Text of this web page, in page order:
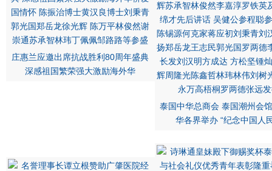
庄惠兰应邀出席抗战胜利80周年盛典
深感祖国繁荣强大激励海外华
泰国中华总商会 泰国潮州会
华各界举办 “纪念中国人